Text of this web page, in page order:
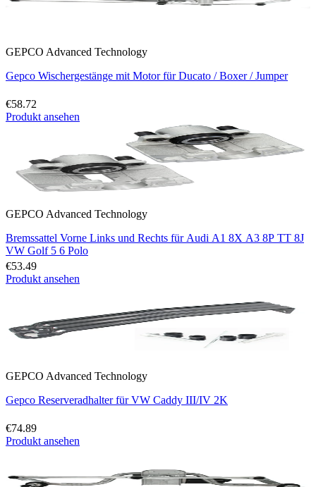
GEPCO Advanced Technology
Gepco Wischergestänge mit Motor für Ducato / Boxer / Jumper
€58.72
Produkt ansehen
GEPCO Advanced Technology
Bremssattel Vorne Links und Rechts für Audi A1 8X A3 8P TT 8J
VW Golf 5 6 Polo
€53.49
Produkt ansehen
GEPCO Advanced Technology
Gepco Reserveradhalter für VW Caddy III/IV 2K
€74.89
Produkt ansehen